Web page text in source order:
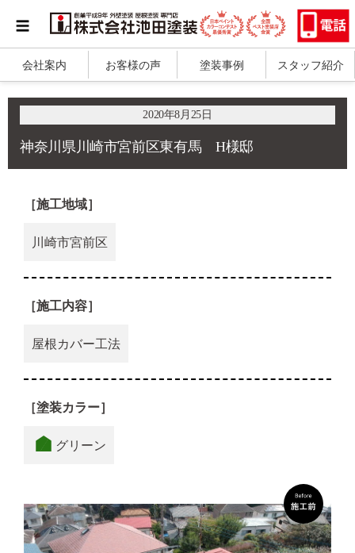
会社案内 お客様の声 塗装事例 スタッフ紹介
2020年8月25日
神奈川県川崎市宮前区東有馬 H様邸
［施工地域］
川崎市宮前区
［施工内容］
屋根カバー工法
［塗装カラー］
グリーン